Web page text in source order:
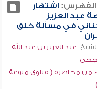
الفهرس:اشتهار
عبد العزيز
في مسألة خلق
عبد العزيز بن عبد الله
من محاضرة ( فتاوى منوعة